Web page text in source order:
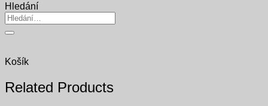
Hledání
Hledat:
Košík
Related Products